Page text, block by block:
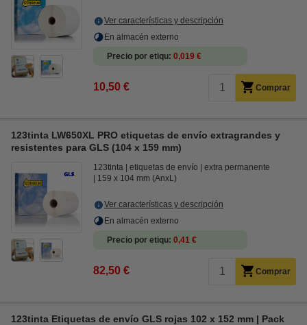
Ver características y descripción
En almacén externo
Precio por etiqu 0,019 €
10,50 € Comprar
123tinta LW650XL PRO etiquetas de envío extragrandes y
resistentes para GLS (104 x 159 mm)
123tinta etiquetas de envío
extra permanente
159 x 104 mm (AnxL)
Ver características y descripción
En almacén externo
Precio por etiqu 0,41 €
82,50 € Comprar
123tinta Etiquetas de envío GLS rojas 102 x 152 mm | Pack